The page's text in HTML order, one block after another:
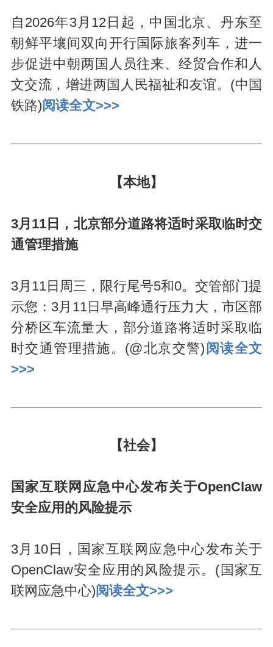
自2026年3月12日起，中国北京、丹东至
朝鲜平壤间双向开行国际旅客列车，进一
步促进中朝两国人员往来、经贸合作和人
文交流，增进两国人民福祉和友谊。(中国
铁路)阅读全文>>>
【本地】
3月11日，北京部分道路将适时采取临时交
通管理措施
3月11日周三，限行尾号5和0。交管部门提
示您：3月11日早高峰通行压力大，市区部
分桥区车流量大，部分道路将适时采取临
时交通管理措施。(@北京交警) 阅读全文
>>>
【社会】
国家互联网应急中心发布关于OpenClaw
安全应用的风险提示
3月10日，国家互联网应急中心发布关于
OpenClaw安全应用的风险提示。(国家互
联网应急中心)阅读全文>>>